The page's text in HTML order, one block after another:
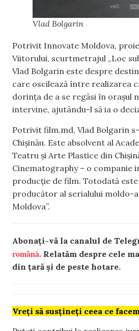
Vlad Bolgarin
Potrivit Innovate Moldova,
Viitorului, scurtmetrajul „Loc
Vlad Bolgarin este despre
care oscilează între realizarea
dorința de a se regăsi în orașul
intervine, ajutându-l să ia o
Potrivit film.md, Vlad Bolgarin
Chișinău. Este absolvent al
Teatru și Arte Plastice din
Cinematography – o companie
producție de film. Totodată
producător al serialului moldo-
Moldova”.
Abonați-vă la canalul de
română. Relatăm despre cele
din țară și de peste hotare.
Vreți să susțineți ceea ce